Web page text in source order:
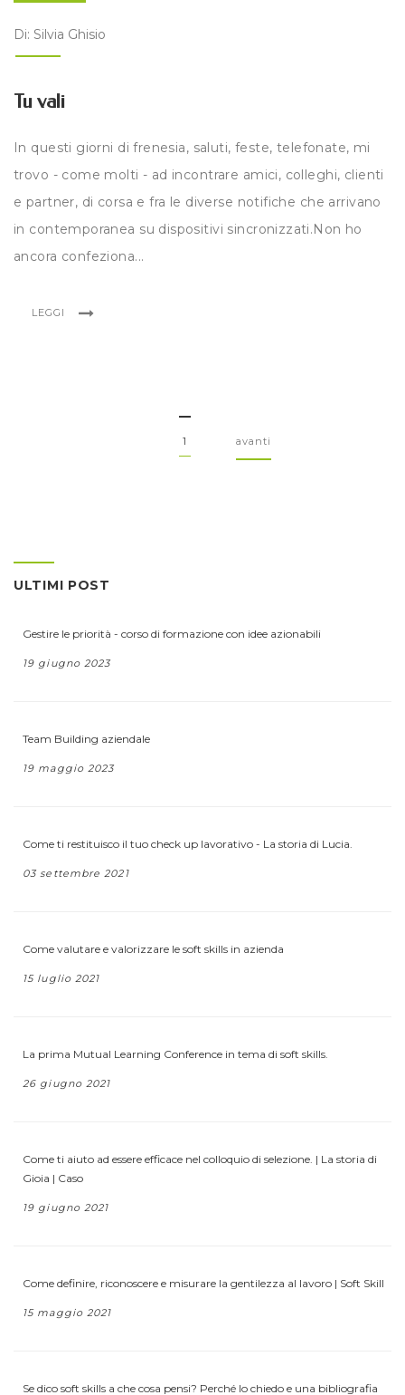
Di: Silvia Ghisio
Tu vali
In questi giorni di frenesia, saluti, feste, telefonate, mi
trovo - come molti - ad incontrare amici, colleghi, clienti
e partner, di corsa e fra le diverse notifiche che arrivano
in contemporanea su dispositivi sincronizzati.Non ho
ancora confeziona...
LEGGI
1 avanti
ULTIMI POST
Gestire le priorità - corso di formazione con idee azionabili
19 giugno 2023
Team Building aziendale
19 maggio 2023
Come ti restituisco il tuo check up lavorativo - La storia di Lucia.
03 settembre 2021
Come valutare e valorizzare le soft skills in azienda
15 luglio 2021
La prima Mutual Learning Conference in tema di soft skills.
26 giugno 2021
Come ti aiuto ad essere efficace nel colloquio di selezione. | La storia di
Gioia | Caso
19 giugno 2021
Come definire, riconoscere e misurare la gentilezza al lavoro | Soft Skill
15 maggio 2021
Se dico soft skills a che cosa pensi? Perché lo chiedo e una bibliografia